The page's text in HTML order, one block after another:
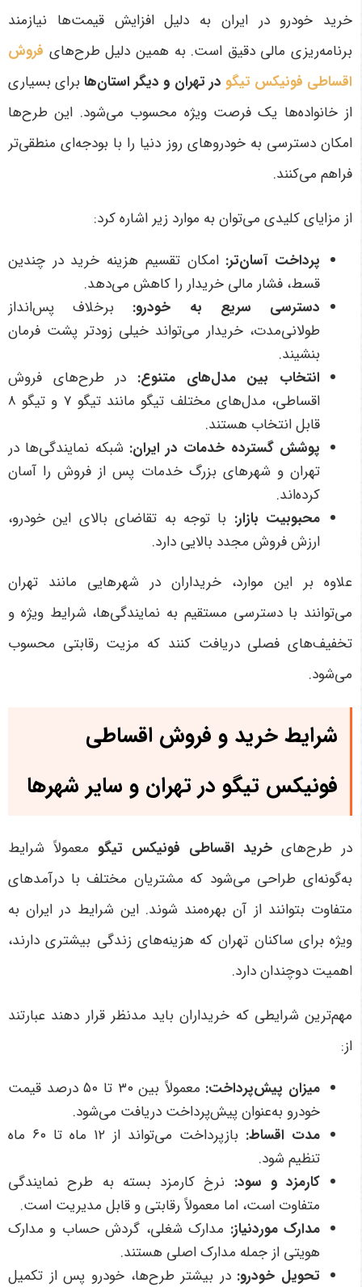
خرید خودرو در ایران به دلیل افزایش قیمت‌ها نیازمند
برنامه‌ریزی مالی دقیق است. به همین دلیل طرح‌های فروش
اقساطی فونیکس تیگو در تهران و دیگر استان‌هابرای بسیاری
از خانواده‌ها یک فرصت ویژه محسوب می‌شود. این طرح‌ها
امکان دسترسی به خودروهای روز دنیا را با بودجه‌ای منطقی‌تر
فراهم می‌کنند.
از مزایای کلیدی می‌توان به موارد زیر اشاره کرد:
پرداخت آسان‌تر: امکان تقسیم هزینه خرید در چندین
قسط، فشار مالی خریدار را کاهش می‌دهد.
دسترسی سریع به خودرو:
برخلاف پس‌انداز
طولانی‌مدت، خریدار می‌تواند خیلی زودتر پشت فرمان
بنشیند.
انتخاب بین مدل‌های متنوع: در طرح‌های فروش
اقساطی، مدل‌های مختلف تیگو مانند تیگو 7 و تیگو 8
قابل انتخاب هستند.
پوشش گسترده خدمات در ایران: شبکه نمایندگی‌ها در
تهران و شهرهای بزرگ خدمات پس از فروش را آسان
کرده‌اند.
محبوبیت بازار: با توجه به تقاضای بالای این خودرو،
ارزش فروش مجدد بالایی دارد.
علاوه بر این موارد، خریداران در شهرهایی مانند تهران
می‌توانند با دسترسی مستقیم به نمایندگی‌ها، شرایط ویژه و
تخفیف‌های فصلی دریافت کنند که مزیت رقابتی محسوب
می‌شود.
شرایط خرید و فروش اقساطی
فونیکس تیگو در تهران و سایر شهرها
در طرح‌های خرید اقساطی فونیکس تیگو معمولاً شرایط
به‌گونه‌ای طراحی می‌شود که مشتریان مختلف با درآمدهای
متفاوت بتوانند از آن بهره‌مند شوند. این شرایط در ایران به
ویژه برای ساکنان تهران که هزینه‌های زندگی بیشتری دارند،
اهمیت دوچندان دارد.
مهم‌ترین شرایطی که خریداران باید مدنظر قرار دهند عبارتند
از:
میزان پیش‌پرداخت: معمولاً بین
۳۰ تا ۵۰ درصد قیمت
خودرو به‌عنوان پیش‌پرداخت دریافت می‌شود.
مدت اقساط: بازپرداخت می‌تواند از
۱۲ ماه تا ۶۰ ماه
تنظیم شود.
کارمزد و سود: نرخ کارمزد بسته به طرح نمایندگی
متفاوت است، اما معمولاً رقابتی و قابل مدیریت است.
مدارک موردنیاز: مدارک شغلی، گردش حساب و مدارک
هویتی از جمله مدارک اصلی هستند.
تحویل خودرو: در بیشتر طرح‌ها، خودرو پس از تکمیل